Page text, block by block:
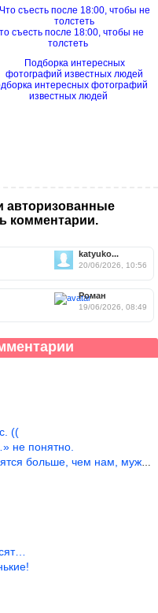
съесть после 18:00, чтобы не
толстеть
интересных фотографий
известных людей
авторизованные
комментарии.
katyuko...
20/06/2026, 10:56
Роман
19/06/2026, 08:49
((
не понятно.
больше, чем нам, мужикам?